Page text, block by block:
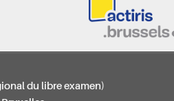
du libre examen)